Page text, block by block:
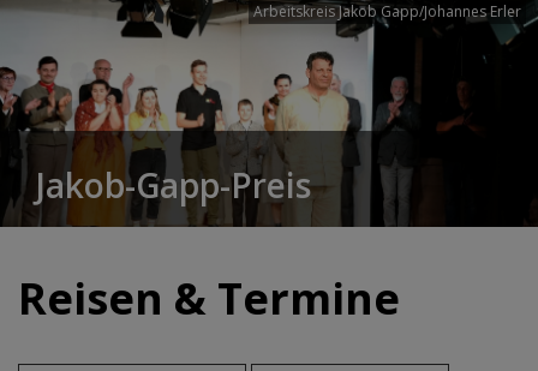
Arbeitskreis Jakob Gapp/Johannes Erler
Jakob-Gapp-Preis
Reisen & Termine